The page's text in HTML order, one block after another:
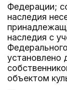
Федерации;
наследия
наследия с
объектом